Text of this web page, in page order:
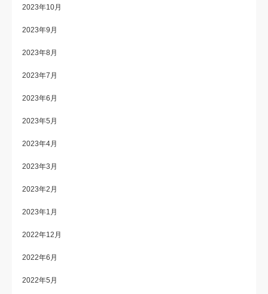
2023年10月
2023年9月
2023年8月
2023年7月
2023年6月
2023年5月
2023年4月
2023年3月
2023年2月
2023年1月
2022年12月
2022年6月
2022年5月